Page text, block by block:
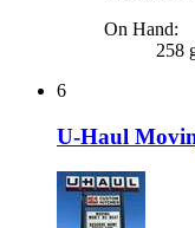
On Hand:
258
6
U-Haul